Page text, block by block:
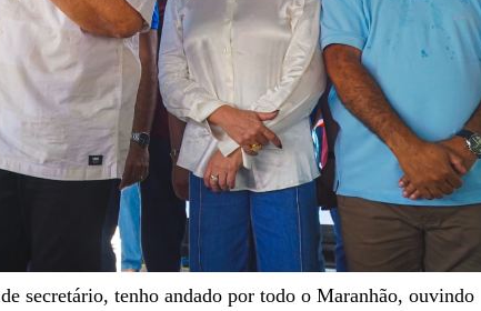
secretário, tenho andado por todo o Maranhão, ouvindo